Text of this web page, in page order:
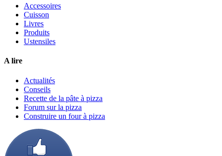
Accessoires
Cuisson
Livres
Produits
Ustensiles
A lire
Actualités
Conseils
Recette de la pâte à pizza
Forum sur la pizza
Construire un four à pizza